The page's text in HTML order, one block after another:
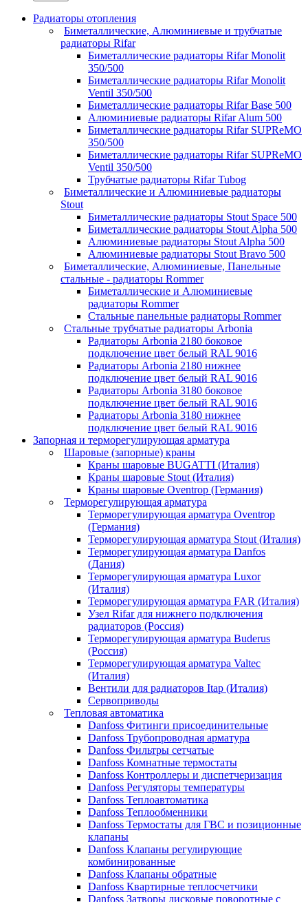
Радиаторы отопления
Биметаллические, Алюминиевые и трубчатые
радиаторы Rifar
Биметаллические радиаторы Rifar Monolit
350/500
Биметаллические радиаторы Rifar Monolit
Ventil 350/500
Биметаллические радиаторы Rifar Base 500
Алюминиевые радиаторы Rifar Alum 500
Биметаллические радиаторы Rifar SUPReMO
350/500
Биметаллические радиаторы Rifar SUPReMO
Ventil 350/500
Трубчатые радиаторы Rifar Tubog
Биметаллические и Алюминиевые радиаторы
Stout
Биметаллические радиаторы Stout Space 500
Биметаллические радиаторы Stout Alpha 500
Алюминиевые радиаторы Stout Alpha 500
Алюминиевые радиаторы Stout Bravo 500
Биметаллические, Алюминиевые, Панельные
стальные - радиаторы Rommer
Биметаллические и Алюминиевые
радиаторы Rommer
Стальные панельные радиаторы Rommer
Стальные трубчатые радиаторы Arbonia
Радиаторы Arbonia 2180 боковое
подключение цвет белый RAL 9016
Радиаторы Arbonia 2180 нижнее
подключение цвет белый RAL 9016
Радиаторы Arbonia 3180 боковое
подключение цвет белый RAL 9016
Радиаторы Arbonia 3180 нижнее
подключение цвет белый RAL 9016
Запорная и терморегулирующая арматура
Шаровые (запорные) краны
Краны шаровые BUGATTI (Италия)
Краны шаровые Stout (Италия)
Краны шаровые Oventrop (Германия)
Терморегулирующая арматура
Терморегулирующая арматура Oventrop
(Германия)
Терморегулирующая арматура Stout (Италия)
Терморегулирующая арматура Danfos
(Дания)
Терморегулирующая арматура Luxor
(Италия)
Терморегулирующая арматура FAR (Италия)
Узел Rifar для нижнего подключения
радиаторов (Россия)
Терморегулирующая арматура Buderus
(Россия)
Терморегулирующая арматура Valtec
(Италия)
Вентили для радиаторов Itap (Италия)
Сервоприводы
Тепловая автоматика
Danfoss Фитинги присоединительные
Danfoss Трубопроводная арматура
Danfoss Фильтры сетчатые
Danfoss Комнатные термостаты
Danfoss Контроллеры и диспетчеризация
Danfoss Регуляторы температуры
Danfoss Теплоавтоматика
Danfoss Теплообменники
Danfoss Термостаты для ГВС и позиционные
клапаны
Danfoss Клапаны регулирующие
комбинированные
Danfoss Клапаны обратные
Danfoss Квартирные теплосчетчики
Danfoss Затворы дисковые поворотные с